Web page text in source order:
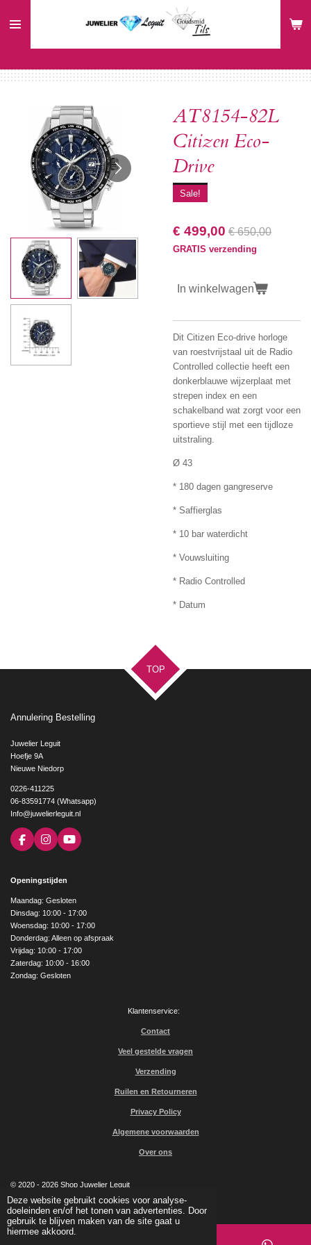
Deze website gebruikt cookies voor analyse-
doeleinden en/of het tonen van advertenties. Door
gebruik te blijven maken van de site gaat u
hiermee akkoord.
direct
hoofdinhoud
AT8154-82L
Citizen Eco-
Drive
Sale!
€ 499,00 € 650,00
GRATIS verzending
In winkelwagen
Dit Citizen Eco-drive horloge
van roestvrijstaal uit de Radio
Controlled collectie heeft een
donkerblauwe wijzerplaat met
strepen index en een
schakelband wat zorgt voor een
sportieve stijl met een tijdloze
uitstraling.
Ø 43
* 180 dagen gangreserve
* Saffierglas
* 10 bar waterdicht
* Vouwsluiting
* Radio Controlled
* Datum
TOP
Annulering Bestelling
Juwelier Leguit
Hoefje 9A
Nieuwe Niedorp
0226-411225
06-83591774 (Whatsapp)
Info@juwelierleguit.nl
F
a
b
o
k
I
n
a
g
r
a
m
Y
o
e
Openingstijden
Maandag: Gesloten
Dinsdag: 10:00 - 17:00
Woensdag: 10:00 - 17:00
Donderdag: Alleen op afspraak
Vrijdag: 10:00 - 17:00
Zaterdag: 10:00 - 16:00
Zondag: Gesloten
Klantenservice:
Contact
Veel gestelde vragen
Verzending
Ruilen en Retourneren
Privacy Policy
Algemene voorwaarden
Over ons
© 2020 - 2026 Shop Juwelier Leguit
Powered byJouwWeb